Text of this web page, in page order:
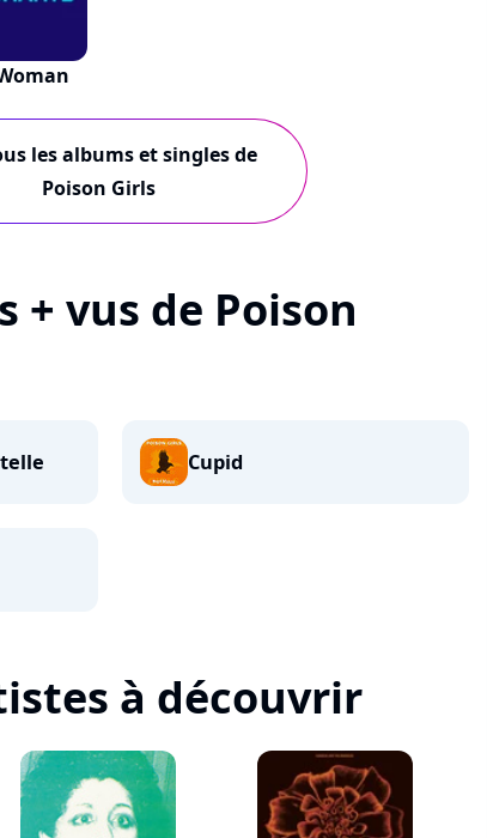
les albums et singles de
Poison Girls
+ vus de Poison
Cupid
à découvrir